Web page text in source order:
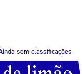
sem classificações
sem classificações